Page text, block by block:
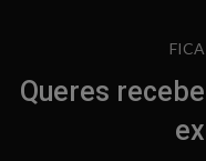
Queres